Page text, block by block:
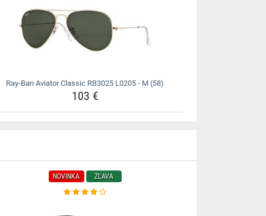
Ray-Ban Aviator Classic RB3025 L0205 - M (58)
103 €
NOVINKA ZĽAVA